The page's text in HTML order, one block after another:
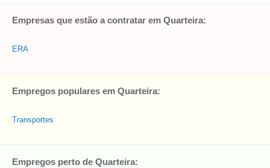
Empresas que estão a contratar em Quarteira:
ERA
Empregos populares em Quarteira:
Transportes
Empregos perto de Quarteira: